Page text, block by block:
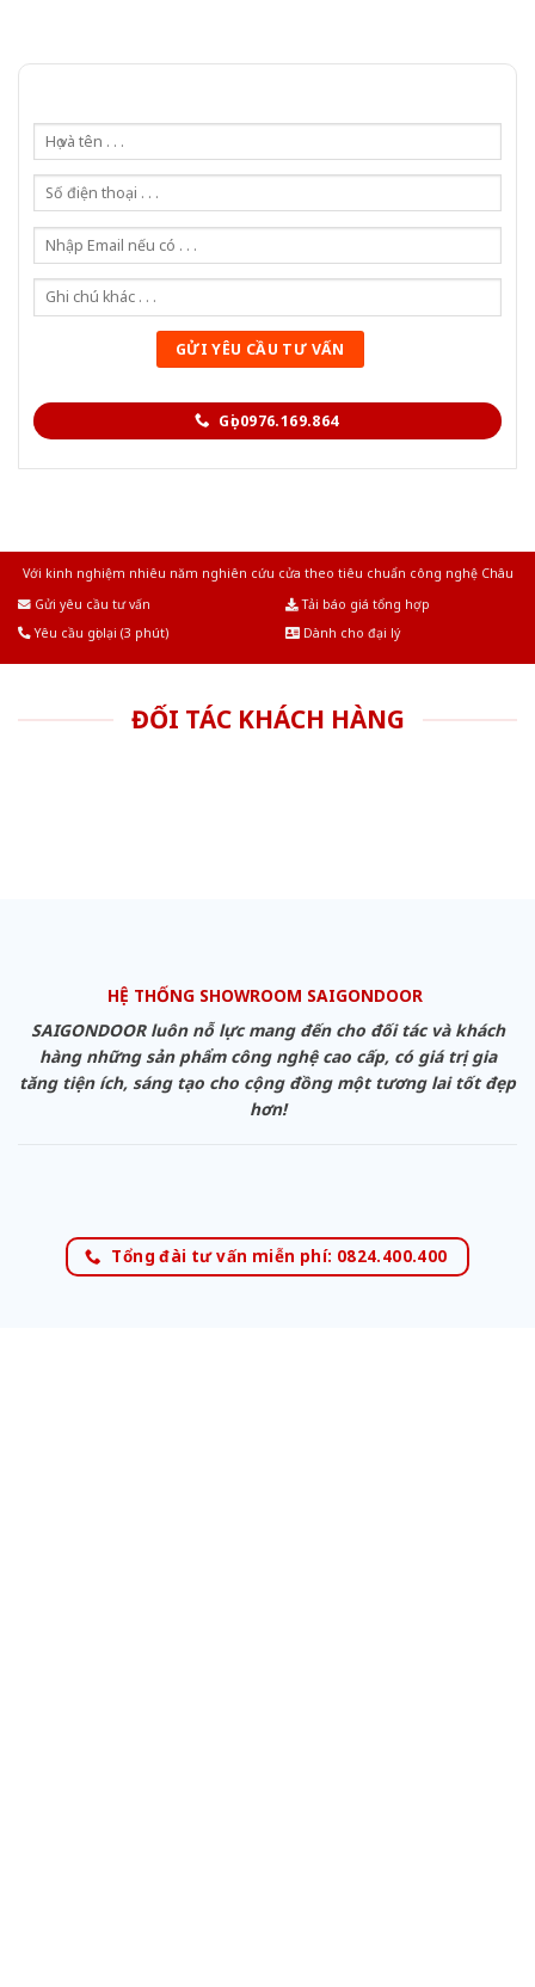
Gọi 0976.169.864
Với kinh nghiệm nhiêu năm nghiên cứu cửa theo tiêu chuẩn công nghệ Châu
Gửi yêu cầu tư vấn
Tải báo giá tổng hợp
Yêu cầu gọi lại (3 phút)
Dành cho đại lý
ĐỐI TÁC KHÁCH HÀNG
HỆ THỐNG SHOWROOM SAIGONDOOR
SAIGONDOOR luôn nỗ lực mang đến cho đối tác và khách
hàng những sản phẩm công nghệ cao cấp, có giá trị gia
tăng tiện ích, sáng tạo cho cộng đồng một tương lai tốt đẹp
hơn!
Tổng đài tư vấn miễn phí: 0824.400.400